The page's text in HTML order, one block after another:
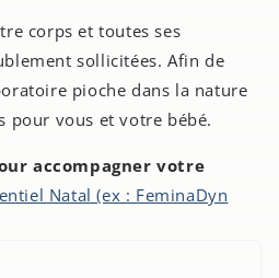
corps et toutes ses
sollicitées. Afin de
pioche dans la nature
pour vous et votre bébé.
accompagner votre
Natal (ex : FeminaDyn